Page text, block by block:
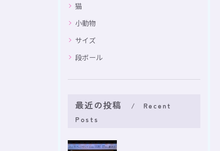
猫
小動物
サイズ
段ボール
最近の投稿
Recent
Posts